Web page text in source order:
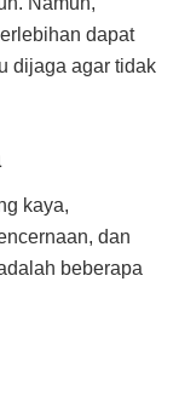
dapat
dijaga agar tidak
kaya,
dan
beberapa